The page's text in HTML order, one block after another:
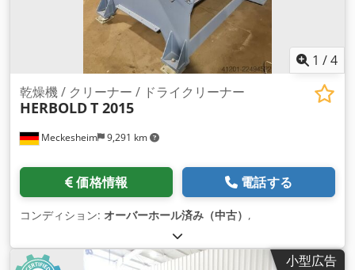
1 /4
Meckesheim 9,291 km
乾燥機 / クリーナー / ドライクリーナー
HERBOLDT 2015
価格情報 電話する
コンディション: オーバーホール済み（中古） ,
小型広告